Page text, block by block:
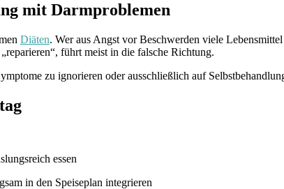
mit Darmproblemen
Diäten. Wer aus Angst vor Beschwerden viele
führt meist in die falsche Richtung.
zu ignorieren oder ausschließlich auf
essen
in den Speiseplan integrieren